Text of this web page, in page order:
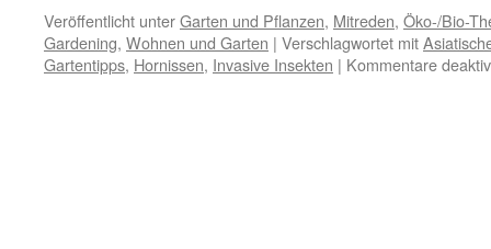
Veröffentlicht unterGarten und Pflanzen, Mitreden, Öko-/Bio-
Gardening, Wohnen und Garten | Verschlagwortet mit
Gartentipps, Hornissen, Invasive Insekten | Kommentare